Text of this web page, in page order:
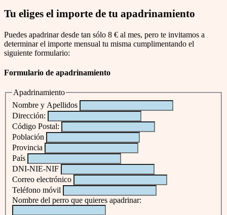
Tu eliges el importe de tu apadrinamiento
Puedes apadrinar desde tan sólo 8 € al mes, pero te invitamos a
determinar el importe mensual tu misma cumplimentando el
siguiente formulario:
Formulario de apadrinamiento
Apadrinamiento
Nombre y Apellidos
Dirección:
Código Postal:
Población
Provincia
País
DNI-NIE-NIF
Correo electrónico
Teléfono móvil
Nombre del perro que quieres apadrinar: